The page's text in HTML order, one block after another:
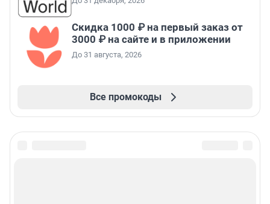
Скидка 1000 ₽ на первый заказ от
3000 ₽ на сайте и в приложении
До 31 августа, 2026
Все промокоды